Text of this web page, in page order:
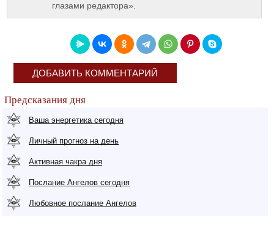
глазами редактора».
ДОБАВИТЬ КОММЕНТАРИЙ
Предсказания дня
Ваша энергетика сегодня
Личный прогноз на день
Активная чакра дня
Послание Ангелов сегодня
Любовное послание Ангелов